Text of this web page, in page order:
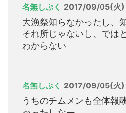
名無しぷく 2017/09/05(火)
大漁祭知らなかったし、
それ所じゃないし、では
わからない
名無しぷく 2017/09/05(火)
うちのチムメンも全体報